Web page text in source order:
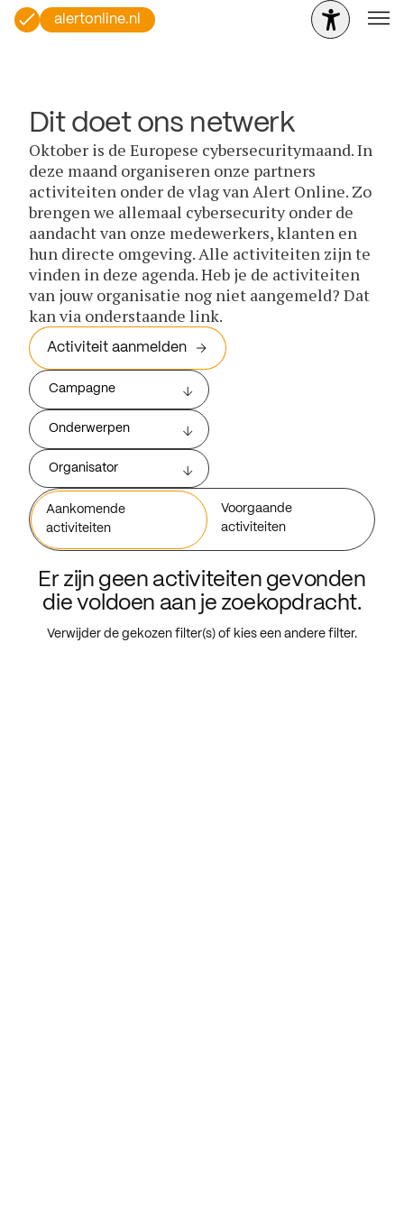
alertonline.nl
Dit doet ons netwerk
Oktober is de Europese cybersecuritymaand. In
deze maand organiseren onze partners
activiteiten onder de vlag van Alert Online. Zo
brengen we allemaal cybersecurity onder de
aandacht van onze medewerkers, klanten en
hun directe omgeving. Alle activiteiten zijn te
vinden in deze agenda. Heb je de activiteiten
van jouw organisatie nog niet aangemeld? Dat
kan via onderstaande link.
Activiteit aanmelden
Campagne
Onderwerpen
Organisator
Aankomende
activiteiten
Voorgaande
activiteiten
Er zijn geen activiteiten gevonden
die voldoen aan je zoekopdracht.
Verwijder de gekozen filter(s) of kies een andere filter.